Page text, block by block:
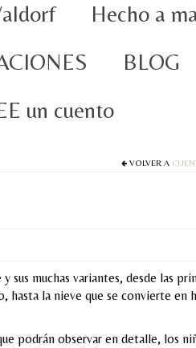
Hecho a
BLOG
un cuento
VOLVER A
muchas variantes, desde las
hasta la nieve que se convierte en
podrán observar en detalle, los